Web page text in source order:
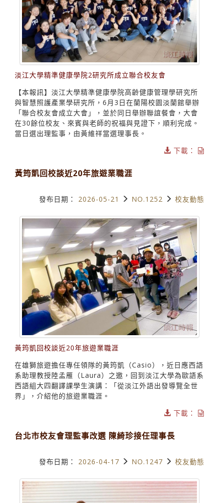
淡江大學精準健康學院2研究所成立聯合校友會
【本報訊】淡江大學精準健康學院高齡健康管理學研究所
與智慧照護產業學研究所，6月3日在蘭陽校園淡蘭館舉辦
「聯合校友會成立大會」，並於同日舉辦聯誼餐會，大會
在30餘位校友、來賓與老師的祝福與見證下，順利完成。
當日選出理監事，由黃維祥當選理事長。
下載：
黃筠凱回校談近20年旅遊業職涯
發布日期： 2026-05-21 NO.1252 校友動態
黃筠凱回校談近20年旅遊業職涯
在雄獅旅遊擔任專任領隊的黃筠凱（Casio），近日應西語
系助理教授陸孟雁（Laura）之邀，回到淡江大學為歐語系
西語組大四翻譯課學生演講：「從淡江外語出發導覽全世
界」，介紹他的旅遊業職涯。
下載：
台北市校友會理監事改選 陳綺珍接任理事長
發布日期： 2026-04-17 NO.1247 校友動態